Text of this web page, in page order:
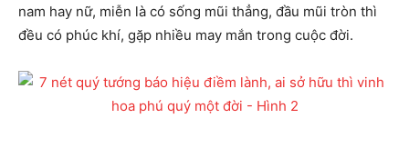
nam hay nữ, miễn là có sống mũi thẳng, đầu mũi tròn thì
đều có phúc khí, gặp nhiều may mắn trong cuộc đời.